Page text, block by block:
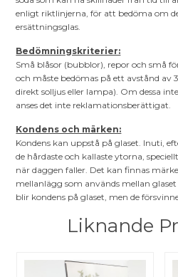
enligt riktlinjerna, för att bedöma om
ersättningsglas.
Bedömningskriterier:
Små blåsor (bubblor), repor och små
och måste bedömas på ett avstånd av
direkt solljus eller lampa). Om dessa
anses det inte reklamationsberättigat.
Kondens och märken:
Kondens kan uppstå på glaset. Inuti,
de hårdaste och kallaste ytorna,
när daggen faller. Det kan finnas
mellanlägg som används mellan
blir kondens på glaset, men de
Liknande